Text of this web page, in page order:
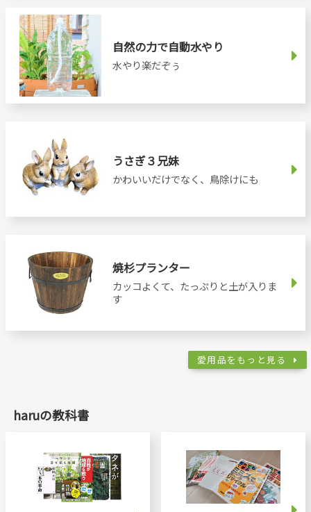
自然の力で自動水やり
水やり楽だぞぅ
うさぎ３兄妹
かわいいだけでなく、鳥除けにも
焼杉プランター
カッコよくて、たっぷりと土が入りま
す
愛用品をもっと見る
haruの教科書